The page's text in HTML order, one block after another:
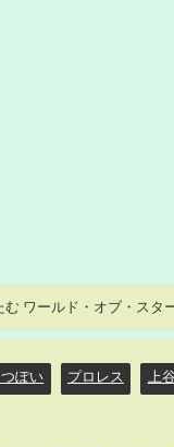
む ワールド・オブ・スタ
ぽい プロレス 上